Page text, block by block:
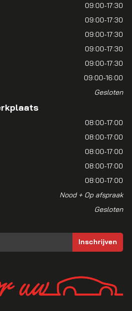
09:00-17:30
09:00-17:30
09:00-17:30
09:00-17:30
09:00-17:30
09:00-16:00
Gesloten
08:00-17:00
08:00-17:00
08:00-17:00
08:00-17:00
08:00-17:00
Nood + Op afspraak
Gesloten